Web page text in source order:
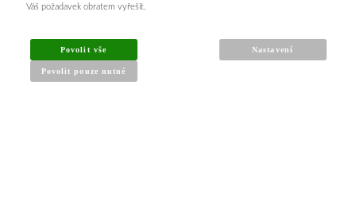
Váš požadavek obratem vyřešit.
Povolit vše
Povolit pouze nutné
Nastavení